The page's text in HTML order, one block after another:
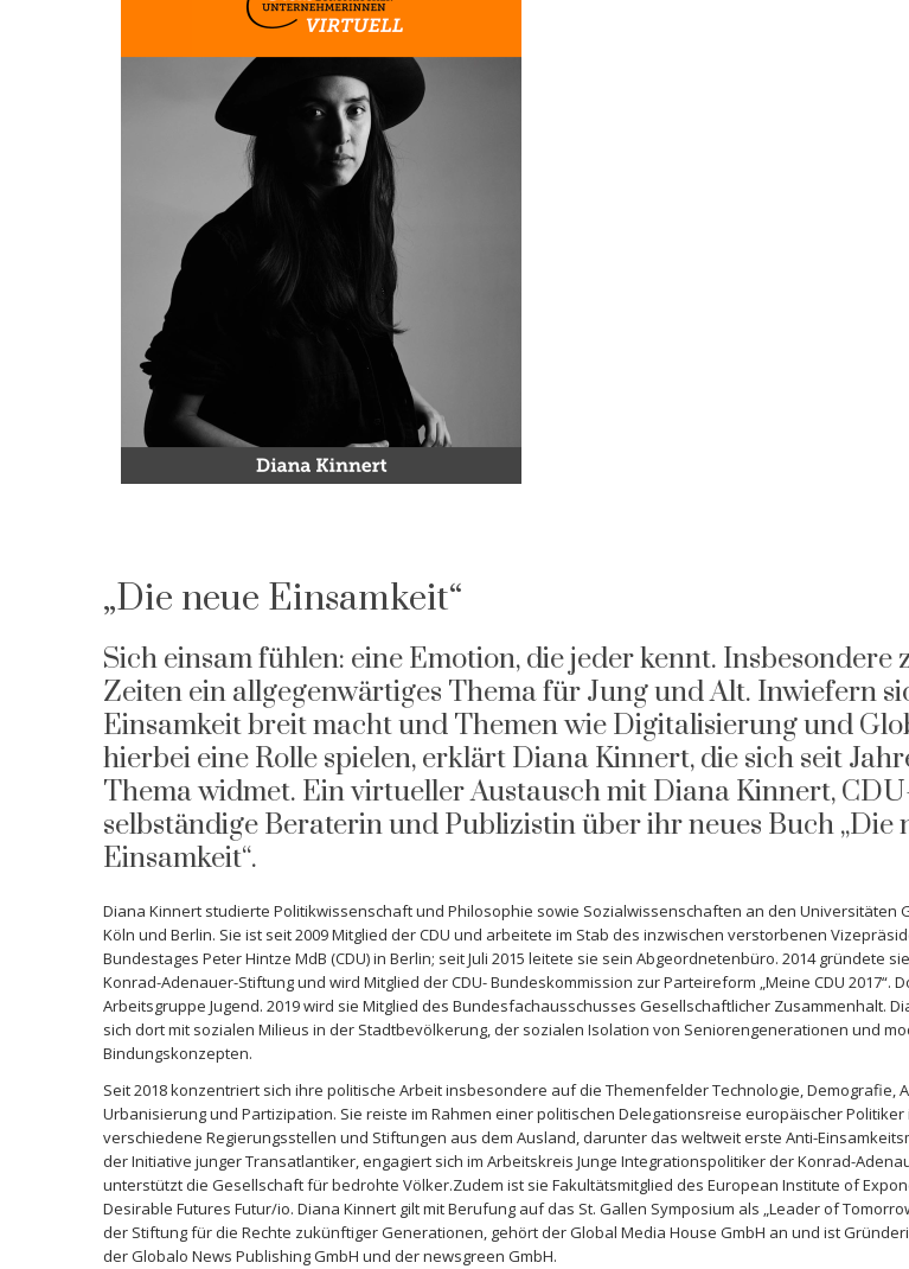
„Die neue Einsamkeit“
Sich einsam fühlen: eine Emotion, die jeder kennt. Insbesondere
Zeiten ein allgegenwärtiges Thema für Jung und Alt. Inwiefern
Einsamkeit breit macht und Themen wie Digitalisierung und
hierbei eine Rolle spielen, erklärt Diana Kinnert, die sich seit
Thema widmet. Ein virtueller Austausch mit Diana Kinnert,
selbständige Beraterin und Publizistin über ihr neues Buch „Die
Einsamkeit“.
Diana Kinnert studierte Politikwissenschaft und Philosophie sowie Sozialwissenschaften an den Universitäten
Köln und Berlin. Sie ist seit 2009 Mitglied der CDU und arbeitete im Stab des inzwischen verstorbenen
Bundestages Peter Hintze MdB (CDU) in Berlin; seit Juli 2015 leitete sie sein Abgeordnetenbüro. 2014 gründete
Konrad-Adenauer-Stiftung und wird Mitglied der CDU- Bundeskommission zur Parteireform „Meine CDU 2017“.
Arbeitsgruppe Jugend. 2019 wird sie Mitglied des Bundesfachausschusses Gesellschaftlicher Zusammenhalt.
sich dort mit sozialen Milieus in der Stadtbevölkerung, der sozialen Isolation von Seniorengenerationen und
Bindungskonzepten.
Seit 2018 konzentriert sich ihre politische Arbeit insbesondere auf die Themenfelder Technologie, Demografie,
Urbanisierung und Partizipation. Sie reiste im Rahmen einer politischen Delegationsreise europäischer Politiker
verschiedene Regierungsstellen und Stiftungen aus dem Ausland, darunter das weltweit erste Anti-
der Initiative junger Transatlantiker, engagiert sich im Arbeitskreis Junge Integrationspolitiker der Konrad-
unterstützt die Gesellschaft für bedrohte Völker.Zudem ist sie Fakultätsmitglied des European Institute of
Desirable Futures Futur/io. Diana Kinnert gilt mit Berufung auf das St. Gallen Symposium als „Leader of
der Stiftung für die Rechte zukünftiger Generationen, gehört der Global Media House GmbH an und ist
der Globalo News Publishing GmbH und der newsgreen GmbH.